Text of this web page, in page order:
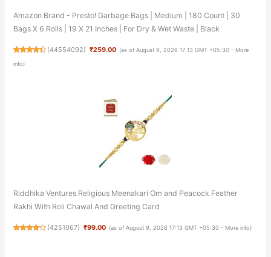
Amazon Brand - Presto! Garbage Bags | Medium | 180 Count | 30
Bags X 6 Rolls | 19 X 21 Inches | For Dry & Wet Waste | Black
(44554092) ₹259.00 (as of August 9, 2026 17:13 GMT +05:30 - More
info)
Riddhika Ventures Religious Meenakari Om and Peacock Feather
Rakhi With Roli Chawal And Greeting Card
(4251067) ₹99.00 (as of August 9, 2026 17:13 GMT +05:30 - More info)